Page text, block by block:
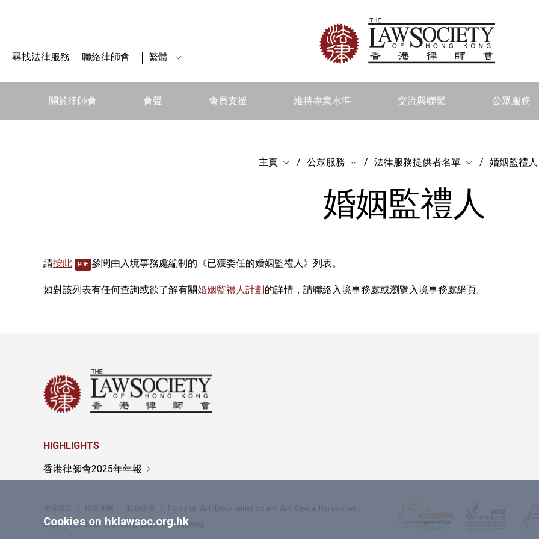
尋找法律服務 聯絡律師會 繁體
關於律師會 會聲 會員支援 維持專業水準 交流與聯繫 公眾服務
主頁 公眾服務 法律服務提供者名單 婚姻監禮人
婚姻監禮人
請按此 PDF 參閱由入境事務處編制的《已獲委任的婚姻監禮人》列表。
如對該列表有任何查詢或欲了解有關婚姻監禮人計劃的詳情，請聯絡入境事務處或瀏覽入境事務處網頁。
Cookies on hklawsoc.org.hk
HIGHLIGHTS
香港律師會2025年年報
私隱政策
Policy on Anti-Discrimination and Anti-Sexual Harassment
Copyright © 2026 香港律師會版權所有，不得轉載